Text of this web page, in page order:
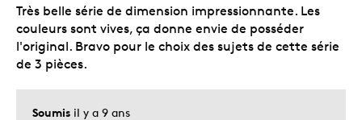
Décrivez-vous Guidé par la qualité
Soumis il y a 9 ans
Très belle série de dimension impressionnante. Les
couleurs sont vives, ça donne envie de posséder
l'original. Bravo pour le choix des sujets de cette série
de 3 pièces.